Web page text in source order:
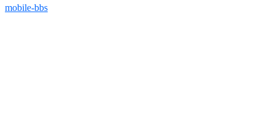
mobile-bbs